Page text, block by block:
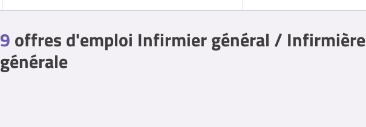
9offres d'emploi Infirmier général / Infirmière
générale